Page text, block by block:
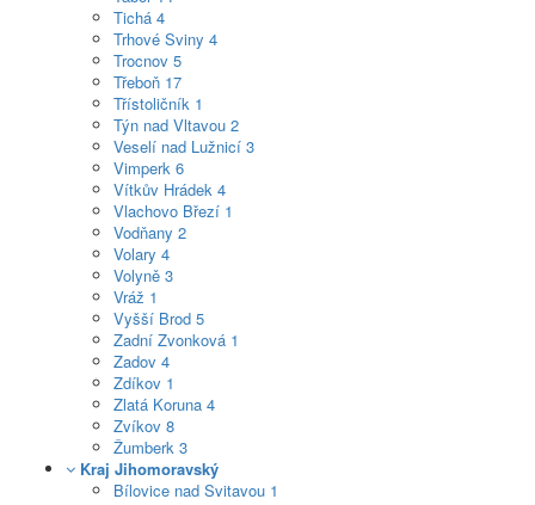
Tichá 4
Trhové Sviny 4
Trocnov 5
Třeboň 17
Třístoličník 1
Týn nad Vltavou 2
Veselí nad Lužnicí 3
Vimperk 6
Vítkův Hrádek 4
Vlachovo Březí 1
Vodňany 2
Volary 4
Volyně 3
Vráž 1
Vyšší Brod 5
Zadní Zvonková 1
Zadov 4
Zdíkov 1
Zlatá Koruna 4
Zvíkov 8
Žumberk 3
Kraj Jihomoravský
Bílovice nad Svitavou 1